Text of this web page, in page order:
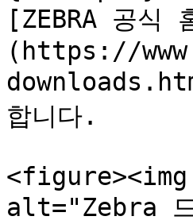
[ZEBRA 공식
(https://
합니다.
<figure><img
alt="Zebra